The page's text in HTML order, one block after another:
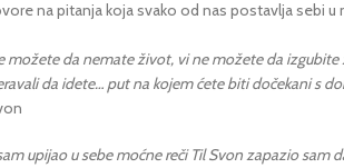
na pitanja koja svako od nas postavlja sebi
možete da nemate život, vi ne možete da
da idete… put na kojem ćete biti dočekani s
upijao u sebe moćne reči Til Svon zapazio sam